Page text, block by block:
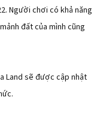
Người chơi có khả năng
đất của mình cũng
Land sẽ được cập nhật